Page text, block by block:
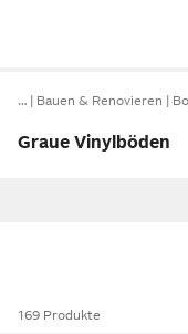
… Bauen & Renovieren
Graue Vinylböden
169 Produkte